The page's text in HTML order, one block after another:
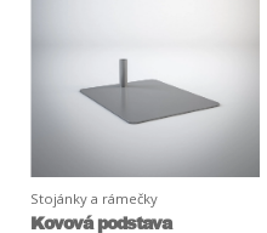
Stojánky a rámečky
Kovová podstava